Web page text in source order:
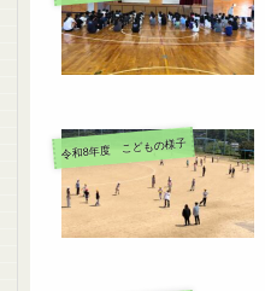
令和8年度 こどもの様子